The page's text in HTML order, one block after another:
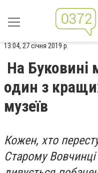
13:04, 27 січня 2019 р.
На Буковині
один з
музеїв
Кожен, хто
Старому